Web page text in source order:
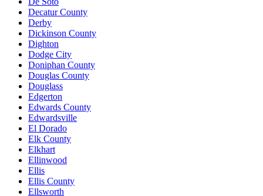
Decatur County
Derby
Dickinson County
Dighton
Dodge City
Doniphan County
Douglas County
Douglass
Edgerton
Edwards County
Edwardsville
El Dorado
Elk County
Elkhart
Ellinwood
Ellis
Ellis County
Ellsworth